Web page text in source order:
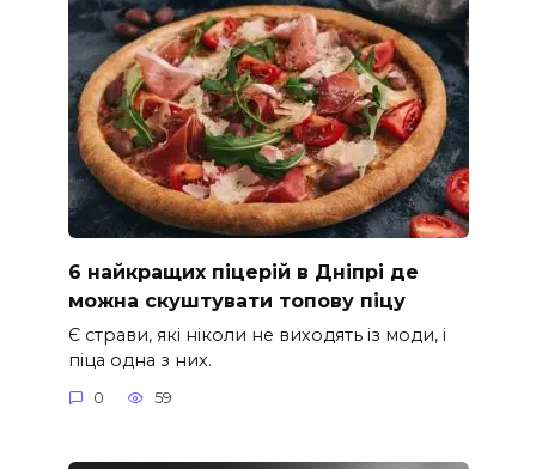
6 найкращих піцерій в Дніпрі де
можна скуштувати топову піцу
Є страви, які ніколи не виходять із моди, і
піца одна з них.
0 59